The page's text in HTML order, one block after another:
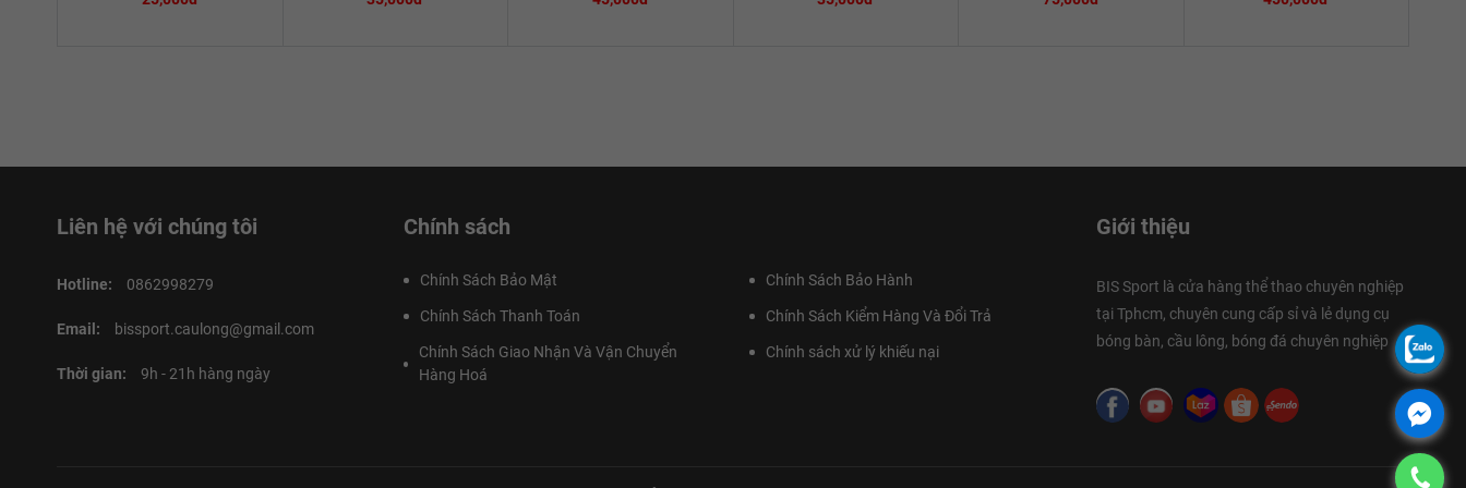
Liên hệ với chúng tôi
Hotline: 0862998279
Email: bissport.caulong@gmail.com
Thời gian: 9h - 21h hàng ngày
Chính sách
Chính Sách Bảo Mật Chính Sách Bảo Hành
Chính Sách Thanh Toán Chính Sách Kiểm Hàng Và Đổi Trả
Chính Sách Giao Nhận Và Vận Chuyển
Hàng Hoá
Chính sách xử lý khiếu nại
Giới thiệu
BIS Sport là cửa hàng thể thao chuyên nghiệp
tại Tphcm, chuyên cung cấp sỉ và lẻ dụng cụ
bóng bàn, cầu lông, bóng đá chuyên nghiệp